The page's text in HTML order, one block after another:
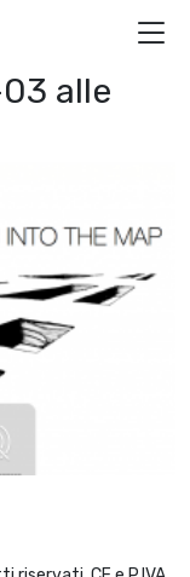
alle